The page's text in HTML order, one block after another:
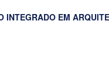
INTEGRADO EM